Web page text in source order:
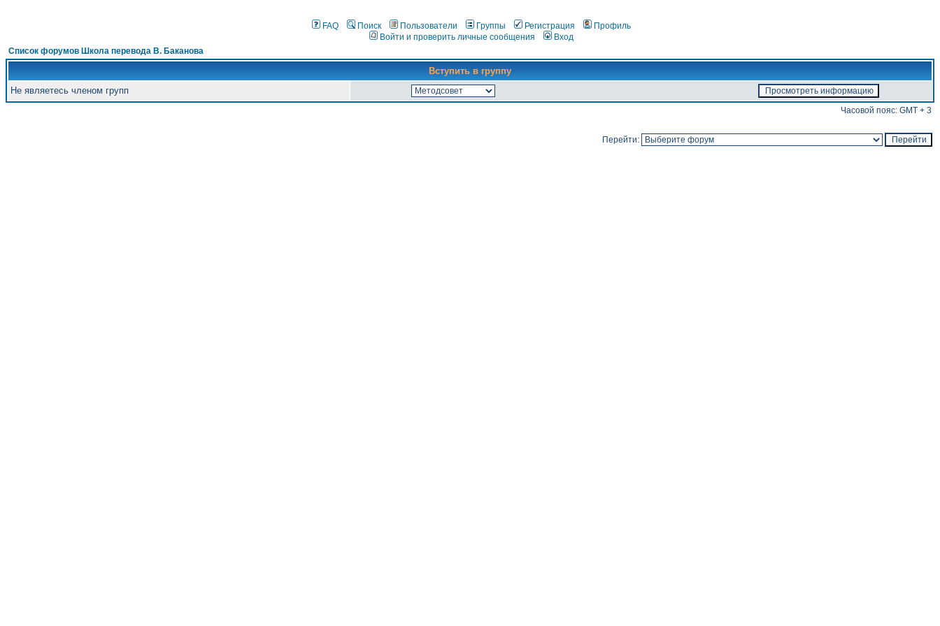
FAQ Поиск Пользователи Группы Регистрация
Профиль
Войти и проверить личные сообщения
Вход
Список форумов Школа перевода В. Баканова
Вступить в группу
Не являетесь членом групп
Часовой пояс: GMT + 3
Перейти: